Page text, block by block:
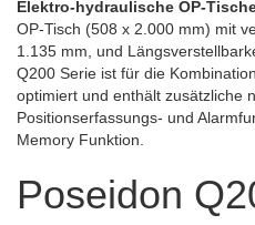
Poseidon
Zum
Anfang
der
Bildgalerie
springen
Elektro-hydraulische OP-
OP-Tisch (508 x 2.000 mm) mit
1.135 mm, und
Q200 Serie ist für die
optimiert und enthält zusätzliche
Positionserfassungs- und
Memory Funktion.